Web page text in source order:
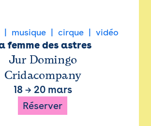
musique cirque vidéo
femme des astres
Jur Domingo
Cridacompany
18 → 20 mars
Réserver